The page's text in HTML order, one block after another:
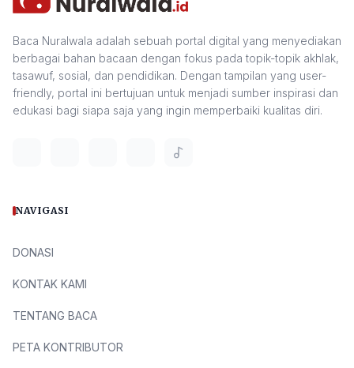
Baca Nuralwala adalah sebuah portal digital yang menyediakan
berbagai bahan bacaan dengan fokus pada topik-topik akhlak,
tasawuf, sosial, dan pendidikan. Dengan tampilan yang user-
friendly, portal ini bertujuan untuk menjadi sumber inspirasi dan
edukasi bagi siapa saja yang ingin memperbaiki kualitas diri.
NAVIGASI
DONASI
KONTAK KAMI
TENTANG BACA
PETA KONTRIBUTOR